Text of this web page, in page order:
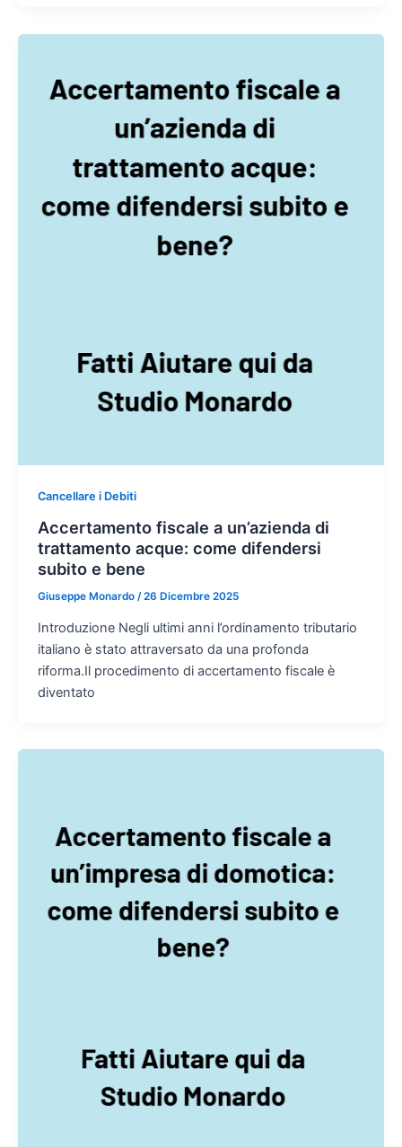
Cancellare i Debiti
Accertamento fiscale a un’azienda di
trattamento acque: come difendersi
subito e bene
Giuseppe Monardo /26 Dicembre 2025
Introduzione Negli ultimi anni l’ordinamento tributario
italiano è stato attraversato da una profonda
riforma.Il procedimento di accertamento fiscale è
diventato